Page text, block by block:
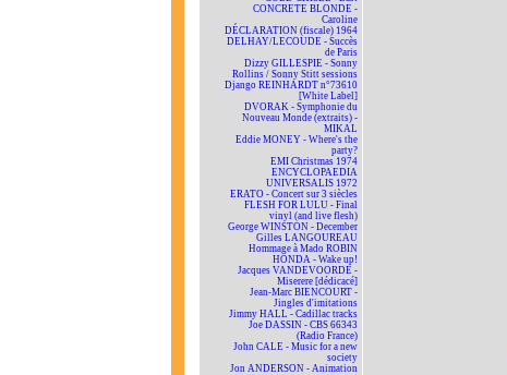
CONCRETE BLONDE -
Caroline
DÉCLARATION (fiscale) 1964
DELHAY/LECOUDE - Succès
de Paris
Dizzy GILLESPIE - Sonny
Rollins / Sonny Stitt sessions
Django REINHARDT n°73610
[White Label]
DVORAK - Symphonie du
Nouveau Monde (extraits) -
MIKAL
Eddie MONEY - Where's the
party?
EMI Christmas 1974
ENCYCLOPAEDIA
UNIVERSALIS 1972
ERATO - Concert sur 3 siècles
FLESH FOR LULU - Final
vinyl (and live flesh)
George WINSTON - December
Gilles LANGOUREAU
Hommage à Mado ROBIN
HONDA - Wake up!
Jacques VANDEVOORDE -
Miserere [dédicacé]
Jean-Marc BIENCOURT -
Jingles d'imitations
Jimmy HALL - Cadillac tracks
Joe DASSIN - CBS 66343
(Radio France)
John CALE - Music for a new
society
Jon ANDERSON - Animation